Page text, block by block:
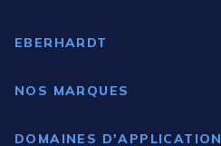
EBERHARDT
NOS MARQUES
DOMAINES D'APPLICATION